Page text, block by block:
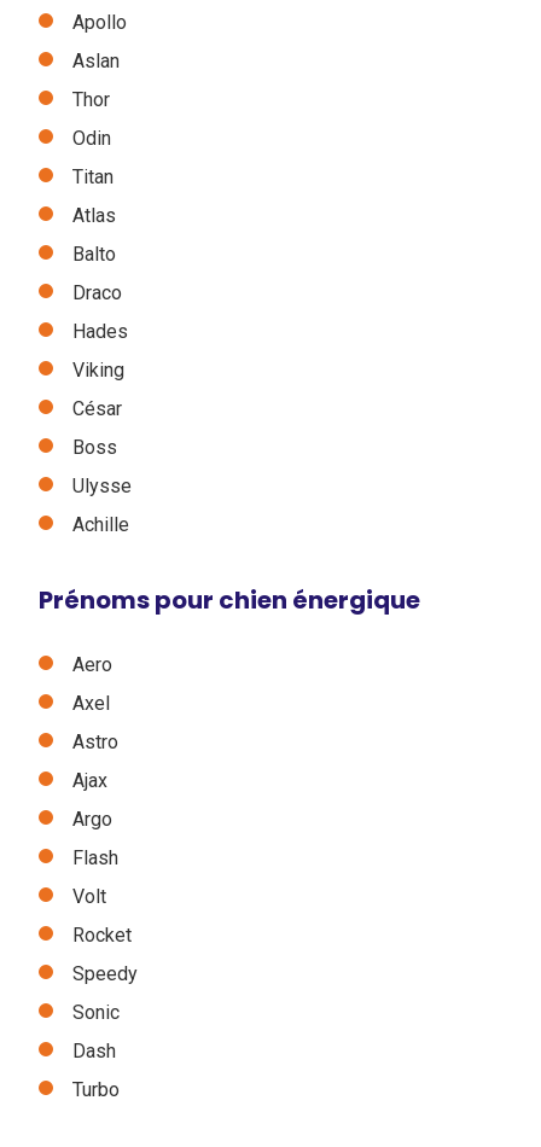
Apollo
Aslan
Thor
Odin
Titan
Atlas
Balto
Draco
Hades
Viking
César
Boss
Ulysse
Achille
Prénoms pour chien énergique
Aero
Axel
Astro
Ajax
Argo
Flash
Volt
Rocket
Speedy
Sonic
Dash
Turbo